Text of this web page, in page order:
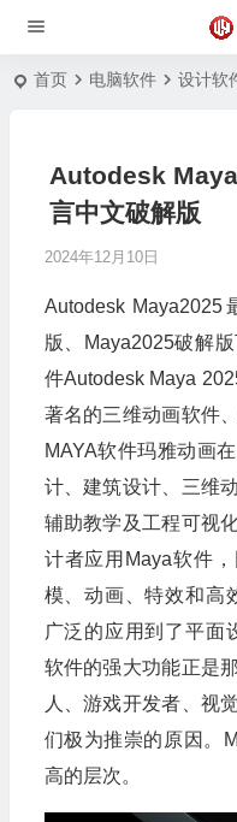
首页 电脑软件 设计软
Autodesk
言中文破解版
2024年12月10日
Autodesk
版、Maya2025破解
件Autodesk Maya
著名的三维动画软件
MAYA软件玛雅动画
计、建筑设计、三维
辅助教学及工程可视
计者应用Maya软件
模、动画、特效和高
广泛的应用到了平面
软件的强大功能正是
人、游戏开发者、视
们极为推崇的原因。
高的层次。